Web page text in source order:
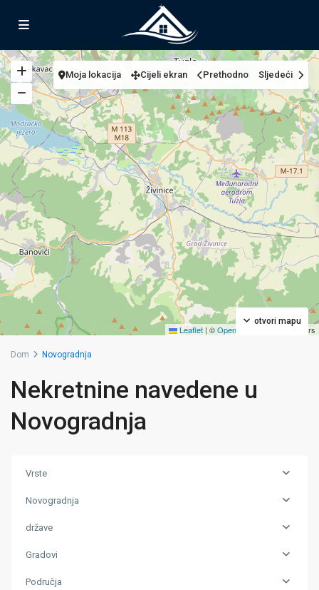
Leaflet | ©OpenStreetMap contributors
otvori mapu
Moja lokacija Cijeli ekran Prethodno Sljedeći
Dom Novogradnja
Nekretnine navedene u
Novogradnja
Vrste
Novogradnja
države
Gradovi
Područja